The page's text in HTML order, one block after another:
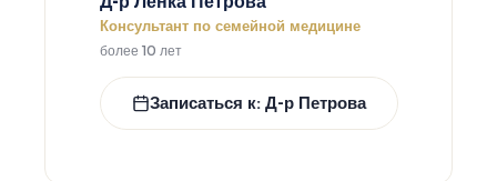
Консультант по семейной медицине
более 10 лет
Записаться к: Д-р Петрова